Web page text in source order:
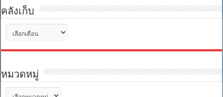
คลังเก็บ
เก็บ
หมวดหมู่